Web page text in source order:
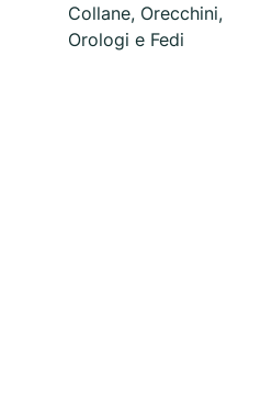
Collane, Orecchini,
Orologi e Fedi